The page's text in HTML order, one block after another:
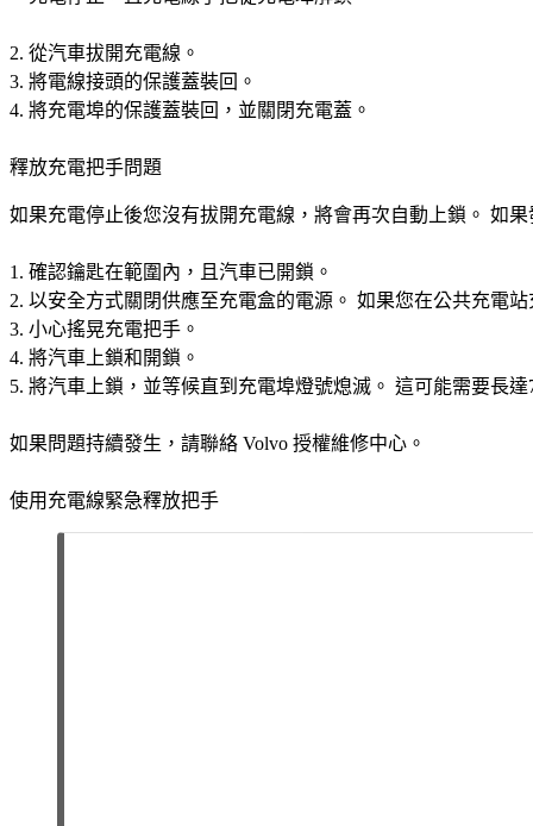
從汽車拔開充電線。
將電線接頭的保護蓋裝回。
將充電埠的保護蓋裝回，並關閉充電蓋。
釋放充電把手問題
如果充電停止後您沒有拔開充電線，將會再次自動上鎖。 如
確認鑰匙在範圍內，且汽車已開鎖。
以安全方式關閉供應至充電盒的電源。 如果您在公共充電
小心搖晃充電把手。
將汽車上鎖和開鎖。
將汽車上鎖，並等候直到充電埠燈號熄滅。 這可能需要長
如果問題持續發生，請聯絡 Volvo 授權維修中心。
使用充電線緊急釋放把手